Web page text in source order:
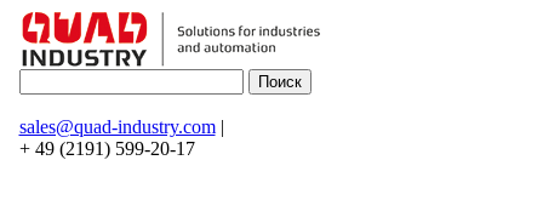
sales@quad-industry.com|
+ 49 (2191) 599-20-17